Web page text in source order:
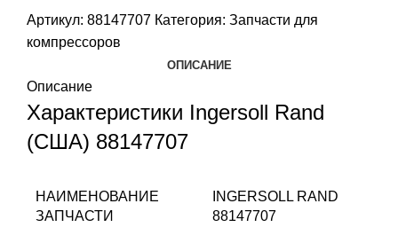
Артикул: 88147707 Категория: Запчасти для
компрессоров
ОПИСАНИЕ
Описание
Характеристики Ingersoll Rand
(США) 88147707
НАИМЕНОВАНИЕ
ЗАПЧАСТИ
INGERSOLL RAND
88147707